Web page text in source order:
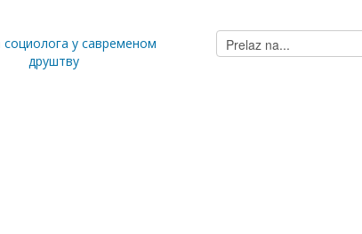
у савременом
друштву
Prelaz
na...